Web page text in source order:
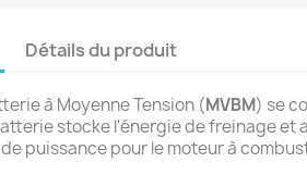
Détails du produit
à Moyenne Tension (MVBM) se
stocke l'énergie de freinage
puissance pour le moteur à